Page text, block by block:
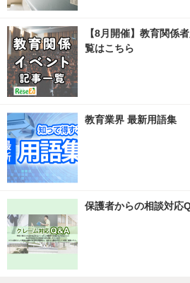
【8月開催】教育関係
覧はこちら
教育業界 最新用語集
保護者からの相談対応